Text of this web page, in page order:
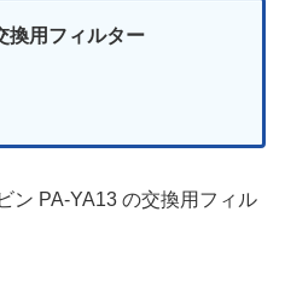
換用フィルター
ン PA-YA13 の交換用フィル